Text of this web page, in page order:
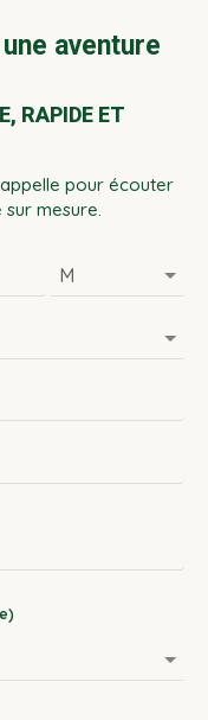
aventure
RAPIDE ET
pour écouter
mesure.